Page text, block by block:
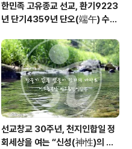
한민족 고유종교 선교, 환기9223
년 단기4359년 단오(端午) 수릿
사님 신성교화법문
선교창교 30주년, 천지인합일 정
회세상을 여는 “신성(神性)의 물